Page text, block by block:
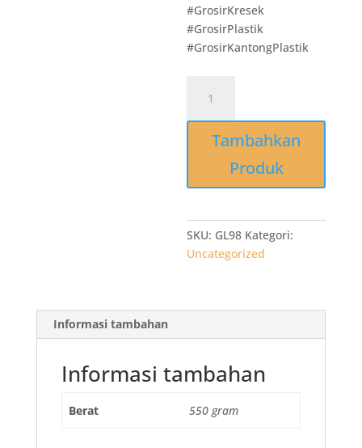
#GrosirKresek
#GrosirPlastik
#GrosirKantongPlastik
GL98
Grosir
Kantong
40x59x02
isi
Murah
Tambahkan
Produk
SKU: GL98 Kategori:
Uncategorized
Informasi tambahan
Informasi tambahan
Berat 550 gram